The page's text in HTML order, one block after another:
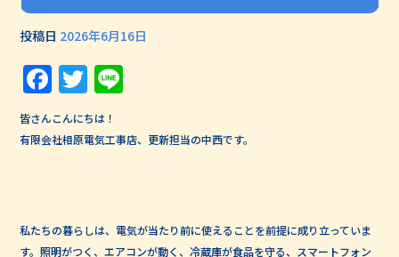
投稿日 2026年6月16日
Facebook
Twitter
皆さんこんにちは！
有限会社相原電気工事店、更新担当の中西です。
私たちの暮らしは、電気が当たり前に使えることを前提に成り立っていま
す。照明がつく、エアコンが動く、冷蔵庫が食品を守る、スマートフォン